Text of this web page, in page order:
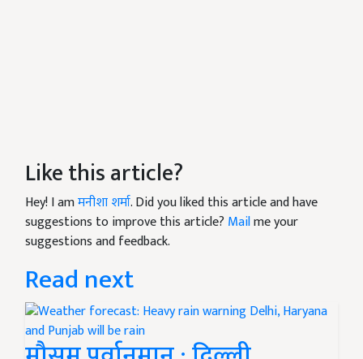
Like this article?
Hey! I amमनीशा शर्मा. Did you liked this article and have
suggestions to improve this article? Mailme your
suggestions and feedback.
Read next